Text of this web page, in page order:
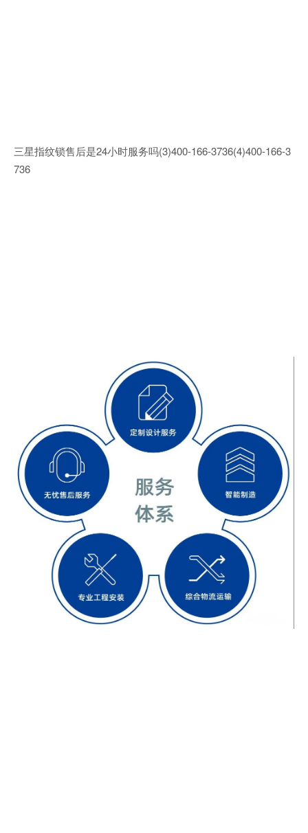
三星指纹锁售后是24小时服务吗(3)400-166-3736(4)400-166-3
736